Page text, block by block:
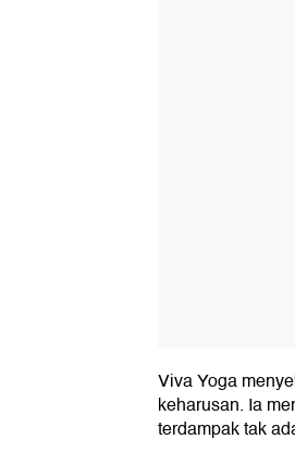
Viva Yoga
keharusan. Ia
terdampak tak